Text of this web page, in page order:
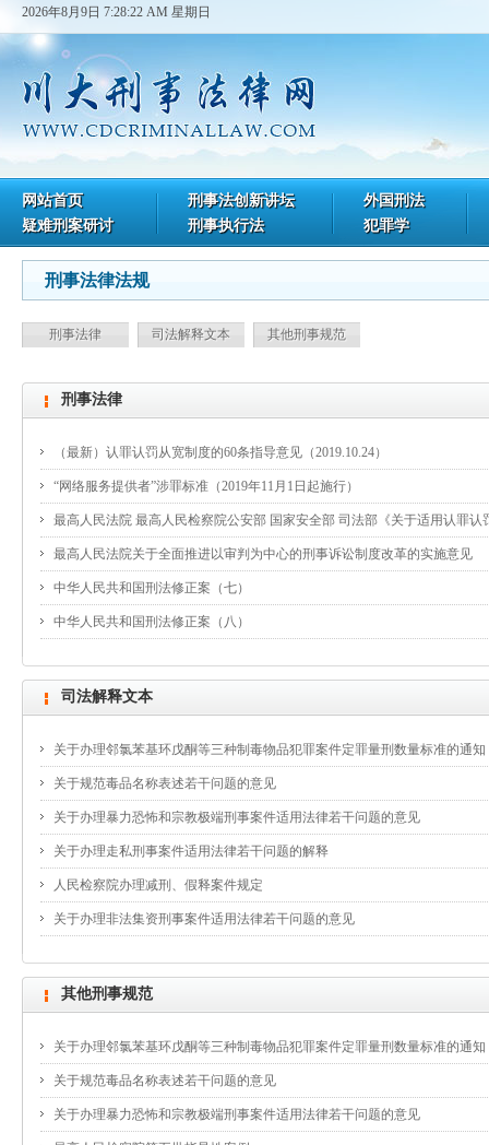
2026年8月9日 7:28:22 AM 星期日
网站首页 刑事法创新讲坛
外国刑法
疑难刑案研讨
刑事执行法 犯罪学
刑事法律法规
刑事法律 司法解释文本 其他刑事规范
刑事法律
（最新）认罪认罚从宽制度的60条指导意见（2019.10.24）
“网络服务提供者”涉罪标准（2019年11月1日起施行）
最高人民法院 最高人民检察院公安部 国家安全部 司法部《关于适用认罪认
最高人民法院关于全面推进以审判为中心的刑事诉讼制度改革的实施意见
中华人民共和国刑法修正案（七）
中华人民共和国刑法修正案（八）
司法解释文本
关于办理邻氯苯基环戊酮等三种制毒物品犯罪案件定罪量刑数量标准的通知
关于规范毒品名称表述若干问题的意见
关于办理暴力恐怖和宗教极端刑事案件适用法律若干问题的意见
关于办理走私刑事案件适用法律若干问题的解释
人民检察院办理减刑、假释案件规定
关于办理非法集资刑事案件适用法律若干问题的意见
其他刑事规范
关于办理邻氯苯基环戊酮等三种制毒物品犯罪案件定罪量刑数量标准的通知
关于规范毒品名称表述若干问题的意见
关于办理暴力恐怖和宗教极端刑事案件适用法律若干问题的意见